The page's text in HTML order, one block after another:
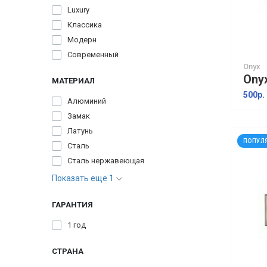
Luxury
Классика
Модерн
Современный
МАТЕРИАЛ
Алюминий
Замак
Латунь
Сталь
Сталь нержавеющая
Показать еще 1
ГАРАНТИЯ
1 год
СТРАНА
Onyx
500р.